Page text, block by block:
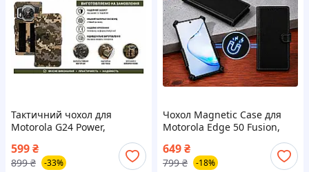
Тактичний чохол для
Motorola G24 Power,
кріпиться до спорядження
на липучці
599₴
899 ₴ -33%
Чохол Magnetic Case для
Motorola Edge 50 Fusion,
Edge 50 Ultra, різні кольори
649₴
799 ₴ -18%